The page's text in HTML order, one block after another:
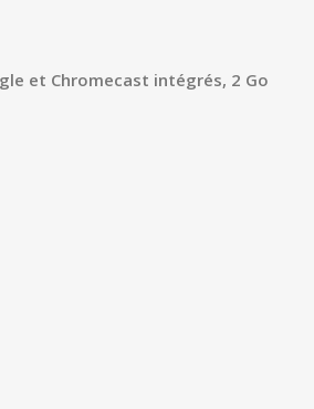
et Chromecast intégrés, 2 Go